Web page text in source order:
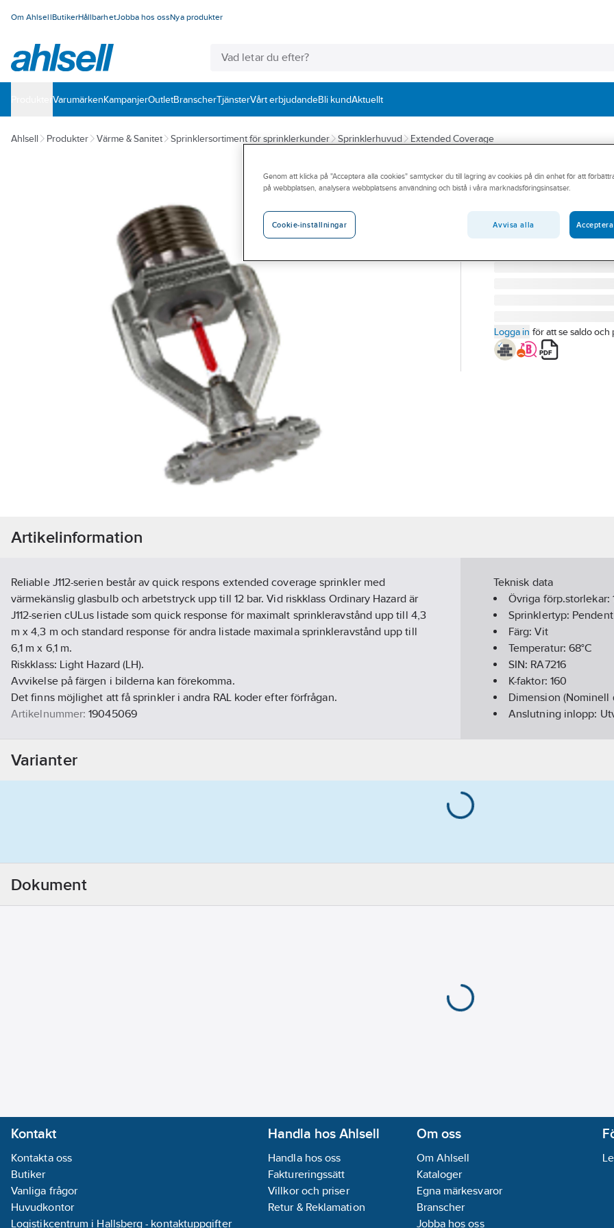
Om AhlsellButikerHållbarhetJobba hos ossNya produkter
VarumärkenKampanjerOutletBranscherTjänsterVårt erbjudandeBli kundAktuellt
Ahlsell Produkter Värme & Sanitet Sprinklersortiment för sprinklerkunder Sprinklerhuvud Extended Coverage
RELIABLE
Sprinkler, J112,
SPR J112 EC PEND
Artikelnummer:
19045069
L272874198
Logga in för att se saldo och
Artikelinformation
Reliable J112-serien består av quick respons extended coverage sprinkler med
värmekänslig glasbulb och arbetstryck upp till 12 bar. Vid riskklass Ordinary Hazard är
J112-serien cULus listade som quick response för maximalt sprinkleravstånd upp till 4,3
m x 4,3 m och standard response för andra listade maximala sprinkleravstånd upp till
6,1 m x 6,1 m.
Riskklass: Light Hazard (LH).
Avvikelse på färgen i bilderna kan förekomma.
Det finns möjlighet att få sprinkler i andra RAL koder efter förfrågan.
Artikelnummer: 19045069
Teknisk data
Övriga förp.storlekar:
Sprinklertyp: Pendent
Färg:Vit
Temperatur: 68°C
SIN: RA7216
K-faktor: 160
Dimension
Anslutning inlopp:
Respons:Quick
Varianter
Dokument
Kontakt
Kontakta oss
Butiker
Vanliga frågor
Huvudkontor
Logistikcentrum i Hallsberg - kontaktuppgifter
Handla hos Ahlsell
Handla hos oss
Faktureringssätt
Villkor och priser
Retur & Reklamation
Om oss
Om Ahlsell
Kataloger
Egna märkesvaror
Branscher
Jobba hos oss
Genom att klicka på "Acceptera alla cookies" samtycker du till lagring av cookies på din enhet för att
på webbplatsen, analysera webbplatsens användning och bistå i våra marknadsföringsinsatser.
Cookie-inställningar Avvisa alla